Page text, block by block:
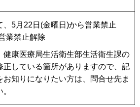
、5月22日(金曜日)から営業禁止
業禁止解除
健康医療局生活衛生部生活衛生課の
正している箇所がありますので、記
お知りになりたい方は、問合せ先ま